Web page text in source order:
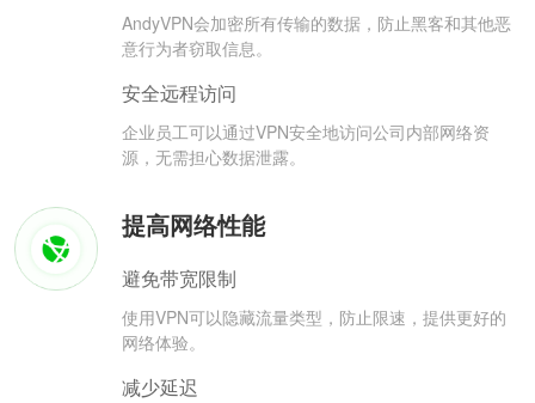
AndyVPN会加密所有传输的数据，防止黑客和其他恶
意行为者窃取信息。
安全远程访问
企业员工可以通过VPN安全地访问公司内部网络资
源，无需担心数据泄露。
提高网络性能
避免带宽限制
使用VPN可以隐藏流量类型，防止限速，提供更好的
网络体验。
减少延迟